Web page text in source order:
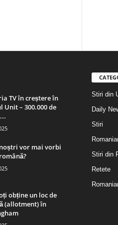
TV în creștere în
Unit – 300.000 de
vor mai vorbi
obține un loc de
(allotment) în
Stiri din
Daily
Stiri
Stiri din
Retete